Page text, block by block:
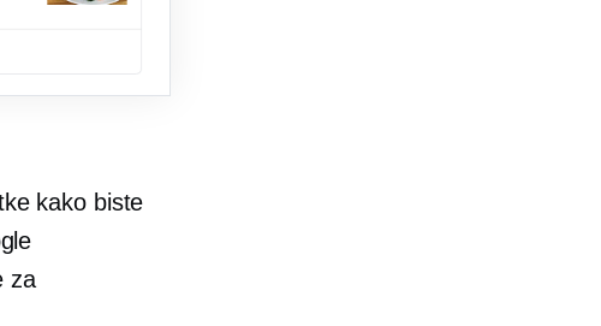
kako biste
za